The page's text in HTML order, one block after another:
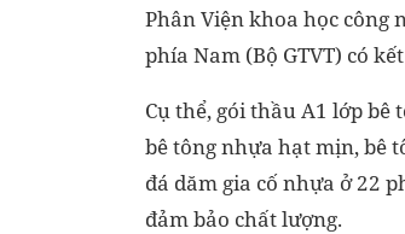
Phân Viện khoa học công
phía Nam (Bộ GTVT) có
Cụ thể, gói thầu A1 lớp
bê tông nhựa hạt mịn, bê
đá dăm gia cố nhựa ở 22
đảm bảo chất lượng.